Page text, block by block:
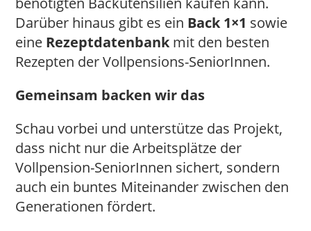
Darüber hinaus gibt es ein Back 1×1 sowie
eine Rezeptdatenbank mit den besten
Rezepten der Vollpensions-SeniorInnen.
Gemeinsam backen wir das
Schau vorbei und unterstütze das Projekt,
dass nicht nur die Arbeitsplätze der
Vollpension-SeniorInnen sichert, sondern
auch ein buntes Miteinander zwischen den
Generationen fördert.